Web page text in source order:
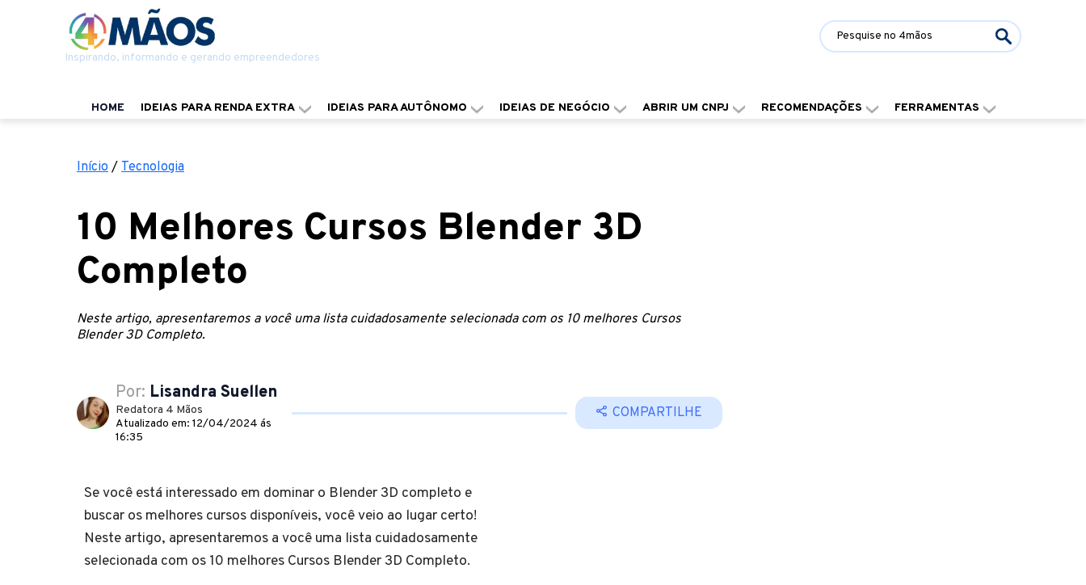
Inspirando, informando e gerando empreendedores
HOME IDEIAS PARA RENDA EXTRA IDEIAS PARA AUTÔNOMO IDEIAS DE NEGÓCIO ABRIR UM CNPJ RECOMENDAÇÕES FERRAMENTAS
Início / Tecnologia
10 Melhores Cursos Blender 3D
Completo
Neste artigo, apresentaremos a você uma lista cuidadosamente selecionada com os 10 melhores Cursos
Blender 3D Completo.
Por: Lisandra Suellen
Redatora 4 Mãos
Atualizado em: 12/04/2024 ás
16:35
COMPARTILHE
Se você está interessado em dominar o Blender 3D completo e
buscar os melhores cursos disponíveis, você veio ao lugar certo!
Neste artigo, apresentaremos a você uma lista cuidadosamente
selecionada com os 10 melhores Cursos Blender 3D Completo.